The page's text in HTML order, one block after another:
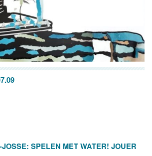
SPELEN MET WATER! JOUER